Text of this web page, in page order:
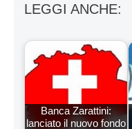
LEGGI ANCHE:
Banca Zarattini:
lanciato il nuovo fondo